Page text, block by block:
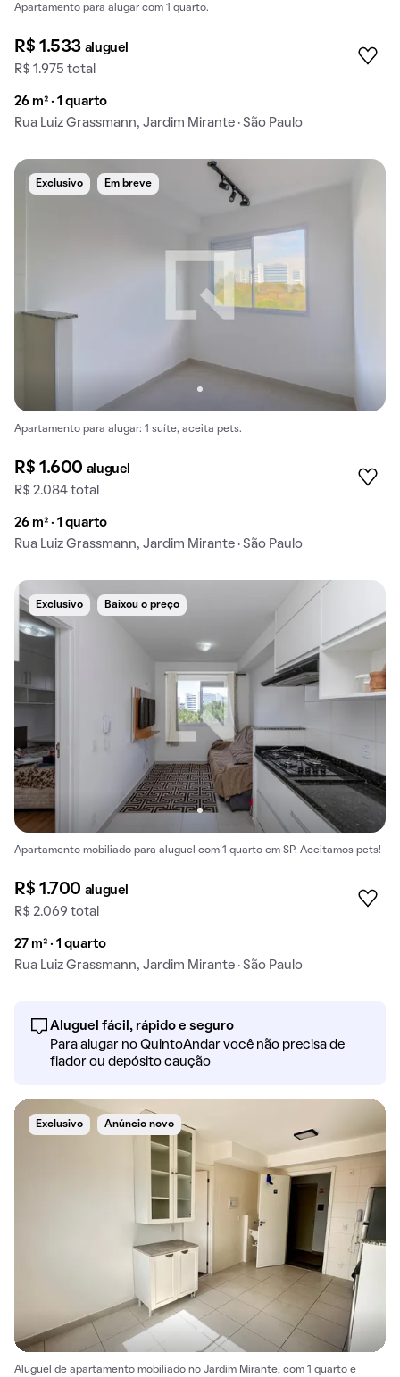
Apartamento para alugar com 1 quarto.
R$ 1.533 aluguel
R$ 1.975 total
26 m² · 1 quarto
Rua Luiz Grassmann, Jardim Mirante · São Paulo
Exclusivo Em breve
Apartamento para alugar: 1 suíte, aceita pets.
R$ 1.600 aluguel
R$ 2.084 total
26 m² · 1 quarto
Rua Luiz Grassmann, Jardim Mirante · São Paulo
Exclusivo Baixou o preço
Apartamento mobiliado para aluguel com 1 quarto em SP. Aceitamos pets!
R$ 1.700 aluguel
R$ 2.069 total
27 m² · 1 quarto
Rua Luiz Grassmann, Jardim Mirante · São Paulo
Aluguel fácil, rápido e seguro
Para alugar no QuintoAndar você não precisa de
fiador ou depósito caução
Exclusivo Anúncio novo
Aluguel de apartamento mobiliado no Jardim Mirante, com 1 quarto e